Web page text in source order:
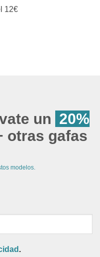
12€
un 20%
otras gafas
modelos.
.